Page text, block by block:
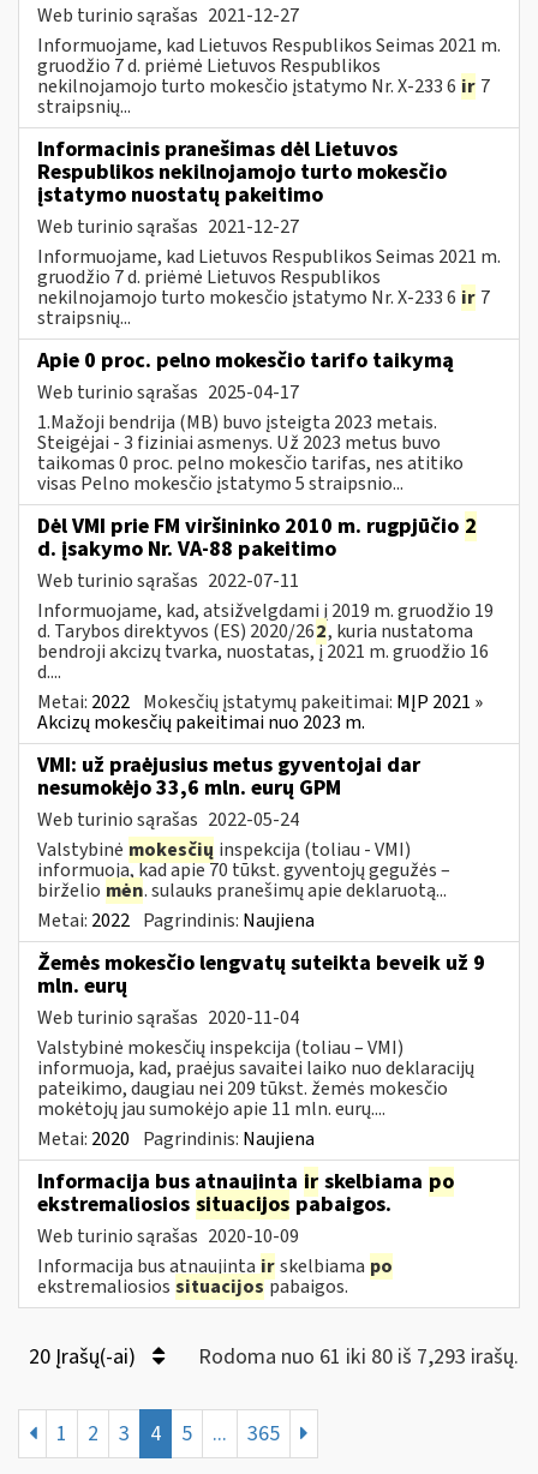
Web turinio sąrašas 2021-12-27
Informuojame, kad Lietuvos Respublikos Seimas 2021 m.
gruodžio 7 d. priėmė Lietuvos Respublikos
nekilnojamojo turto mokesčio įstatymo Nr. X-233 6 ir 7
straipsnių...
Informacinis pranešimas dėl Lietuvos
Respublikos nekilnojamojo turto mokesčio
įstatymo nuostatų pakeitimo
Web turinio sąrašas 2021-12-27
Informuojame, kad Lietuvos Respublikos Seimas 2021 m.
gruodžio 7 d. priėmė Lietuvos Respublikos
nekilnojamojo turto mokesčio įstatymo Nr. X-233 6 ir 7
straipsnių...
Apie 0 proc. pelno mokesčio tarifo taikymą
Web turinio sąrašas 2025-04-17
1.Mažoji bendrija (MB) buvo įsteigta 2023 metais.
Steigėjai - 3 fiziniai asmenys. Už 2023 metus buvo
taikomas 0 proc. pelno mokesčio tarifas, nes atitiko
visas Pelno mokesčio įstatymo 5 straipsnio...
Dėl VMI prie FM viršininko 2010 m. rugpjūčio 2
d. įsakymo Nr. VA-88 pakeitimo
Web turinio sąrašas 2022-07-11
Informuojame, kad, atsižvelgdami į 2019 m. gruodžio 19
d. Tarybos direktyvos (ES) 2020/262, kuria nustatoma
bendroji akcizų tvarka, nuostatas, į 2021 m. gruodžio 16
d....
Metai: 2022 Mokesčių įstatymų pakeitimai: MĮP 2021 »
Akcizų mokesčių pakeitimai nuo 2023 m.
VMI: už praėjusius metus gyventojai dar
nesumokėjo 33,6 mln. eurų GPM
Web turinio sąrašas 2022-05-24
Valstybinė mokesčių inspekcija (toliau - VMI)
informuoja, kad apie 70 tūkst. gyventojų gegužės –
birželio mėn. sulauks pranešimų apie deklaruotą...
Metai: 2022 Pagrindinis: Naujiena
Žemės mokesčio lengvatų suteikta beveik už 9
mln. eurų
Web turinio sąrašas 2020-11-04
Valstybinė mokesčių inspekcija (toliau – VMI)
informuoja, kad, praėjus savaitei laiko nuo deklaracijų
pateikimo, daugiau nei 209 tūkst. žemės mokesčio
mokėtojų jau sumokėjo apie 11 mln. eurų....
Metai: 2020 Pagrindinis: Naujiena
Informacija bus atnaujinta ir skelbiama po
ekstremaliosios situacijos pabaigos.
Web turinio sąrašas 2020-10-09
Informacija bus atnaujinta irskelbiama po
ekstremaliosios situacijospabaigos.
20 Įrašų(-ai) Rodoma nuo 61 iki 80 iš 7,293 irašų.
1 2 3 4 5 ... 365